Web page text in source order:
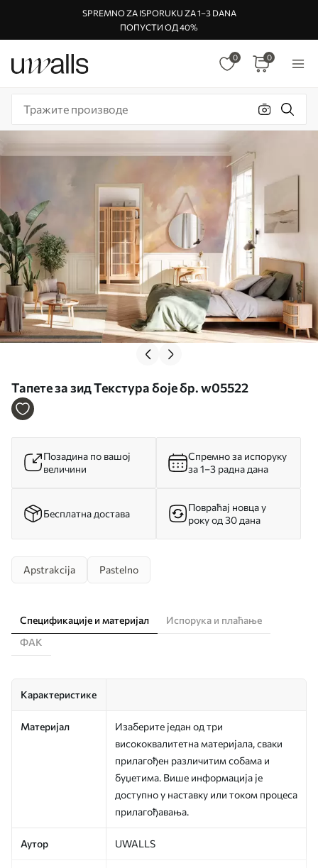
SPREMNO ZA ISPORUKU ZA 1–3 DANA
ПОПУСТИ ОД 40%
0 0
Тапете за зид Текстура боје бр. w05522
Позадина по вашој
величини
Спремно за испоруку
за 1–3 радна дана
Бесплатна достава
Повраћај новца у
року од 30 дана
Apstrakcija Pastelno
Спецификације и материјал
Испорука и плаћање
ФАК
Карактеристике
Материјал
Изаберите један од три
висококвалитетна материјала, сваки
прилагођен различитим собама и
буџетима. Више информација је
доступно у наставку или током процеса
прилагођавања.
Аутор UWALLS